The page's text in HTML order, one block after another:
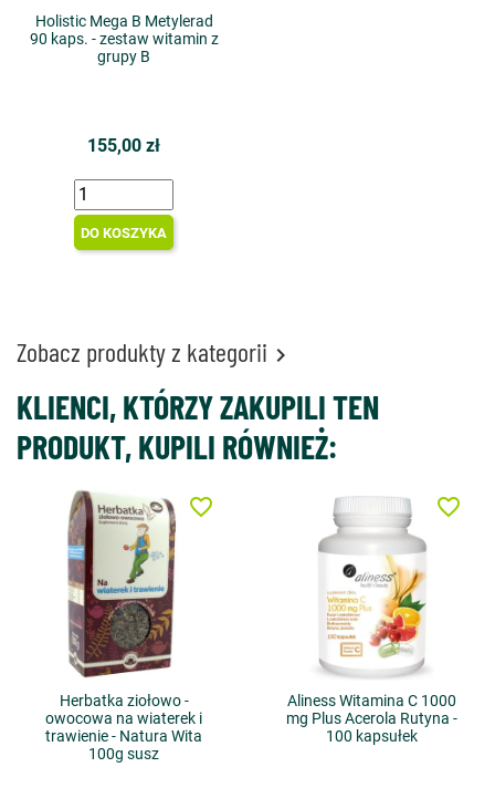
Holistic Mega B Metylerad
90 kaps. - zestaw witamin z
grupy B
155,00 zł
DO KOSZYKA
Zobacz produkty z kategorii 
KLIENCI, KTÓRZY ZAKUPILI TEN
PRODUKT, KUPILI RÓWNIEŻ:
Herbatka ziołowo -
owocowa na wiaterek i
trawienie - Natura Wita
100g susz
favorite_border
Aliness Witamina C 1000
mg Plus Acerola Rutyna -
100 kapsułek
favorite_border